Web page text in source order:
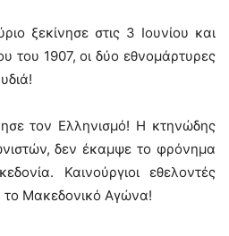
ξεκίνησε στις 3 Ιουνίου και
του 1907, οι δύο εθνομάρτυρες
τον Ελληνισμό! Η κτηνώδης
δεν έκαμψε το φρόνημα
Καινούργιοι εθελοντές
Μακεδονικό Αγώνα!